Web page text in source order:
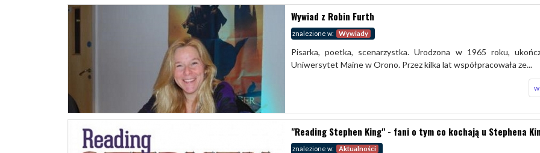
Wywiad z Robin Furth
znalezione w: Wywiady
Pisarka, poetka, scenarzystka. Urodzona w 1965 roku,
Uniwersytet Maine w Orono. Przez kilka lat współpracowała ze...
"Reading Stephen King" - fani o tym co kochają u Stephena
znalezione w: Aktualności